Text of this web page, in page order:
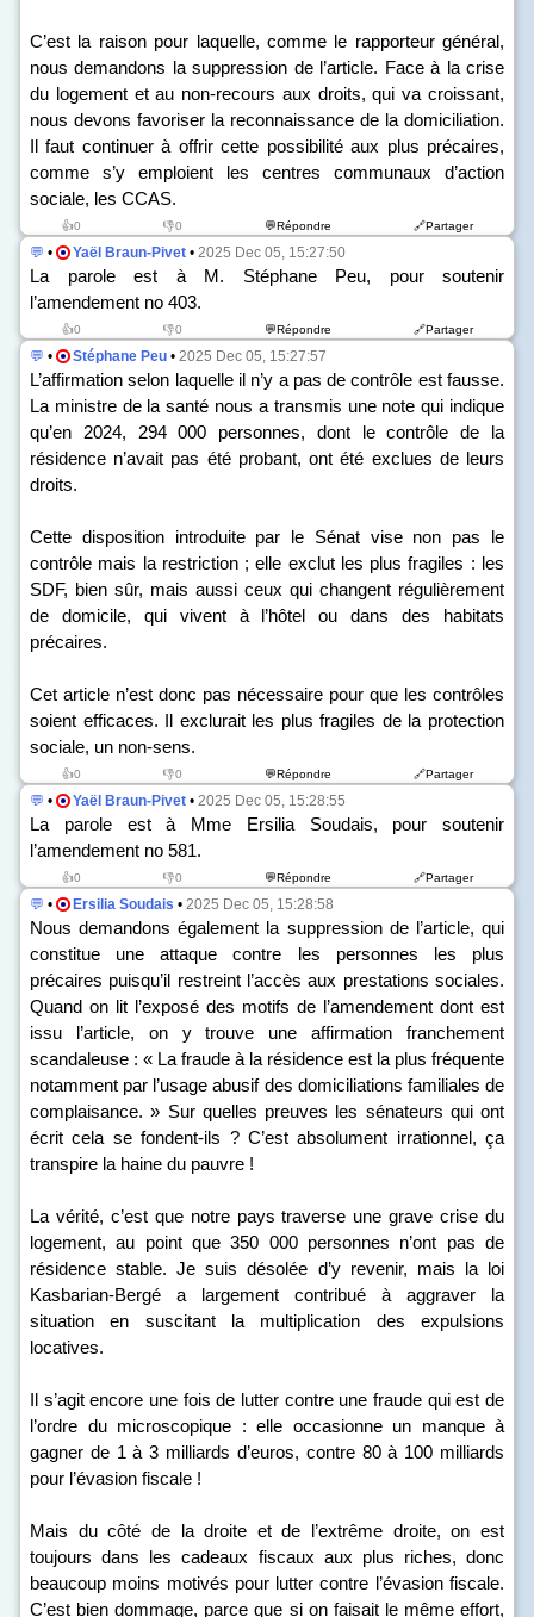
C’est la raison pour laquelle, comme le rapporteur général,
nous demandons la suppression de l’article. Face à la crise
du logement et au non-recours aux droits, qui va croissant,
nous devons favoriser la reconnaissance de la domiciliation.
Il faut continuer à offrir cette possibilité aux plus précaires,
comme s’y emploient les centres communaux d’action
sociale, les CCAS.
👍0 👎0 💬Répondre 🔗Partager
💬 • Yaël Braun-Pivet • 2025 Dec 05, 15:27:50
La parole est à M. Stéphane Peu, pour soutenir
l’amendement no 403.
👍0 👎0 💬Répondre 🔗Partager
💬 • Stéphane Peu • 2025 Dec 05, 15:27:57
L’affirmation selon laquelle il n’y a pas de contrôle est fausse.
La ministre de la santé nous a transmis une note qui indique
qu’en 2024, 294 000 personnes, dont le contrôle de la
résidence n’avait pas été probant, ont été exclues de leurs
droits.
Cette disposition introduite par le Sénat vise non pas le
contrôle mais la restriction ; elle exclut les plus fragiles : les
SDF, bien sûr, mais aussi ceux qui changent régulièrement
de domicile, qui vivent à l’hôtel ou dans des habitats
précaires.
Cet article n’est donc pas nécessaire pour que les contrôles
soient efficaces. Il exclurait les plus fragiles de la protection
sociale, un non-sens.
👍0 👎0 💬Répondre 🔗Partager
💬 • Yaël Braun-Pivet • 2025 Dec 05, 15:28:55
La parole est à Mme Ersilia Soudais, pour soutenir
l’amendement no 581.
👍0 👎0 💬Répondre 🔗Partager
💬 • Ersilia Soudais • 2025 Dec 05, 15:28:58
Nous demandons également la suppression de l’article, qui
constitue une attaque contre les personnes les plus
précaires puisqu’il restreint l’accès aux prestations sociales.
Quand on lit l’exposé des motifs de l’amendement dont est
issu l’article, on y trouve une affirmation franchement
scandaleuse : « La fraude à la résidence est la plus fréquente
notamment par l’usage abusif des domiciliations familiales de
complaisance. » Sur quelles preuves les sénateurs qui ont
écrit cela se fondent-ils ? C’est absolument irrationnel, ça
transpire la haine du pauvre !
La vérité, c’est que notre pays traverse une grave crise du
logement, au point que 350 000 personnes n’ont pas de
résidence stable. Je suis désolée d’y revenir, mais la loi
Kasbarian-Bergé a largement contribué à aggraver la
situation en suscitant la multiplication des expulsions
locatives.
Il s’agit encore une fois de lutter contre une fraude qui est de
l’ordre du microscopique : elle occasionne un manque à
gagner de 1 à 3 milliards d’euros, contre 80 à 100 milliards
pour l’évasion fiscale !
Mais du côté de la droite et de l’extrême droite, on est
toujours dans les cadeaux fiscaux aux plus riches, donc
beaucoup moins motivés pour lutter contre l’évasion fiscale.
C’est bien dommage, parce que si on faisait le même effort,